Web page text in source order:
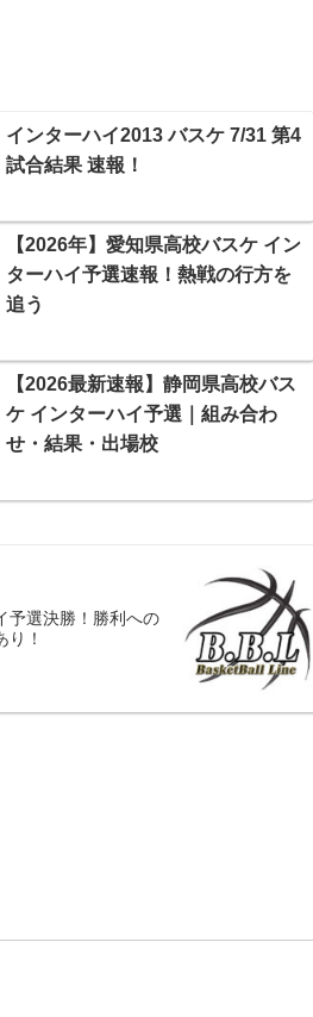
インターハイ2013 バスケ 7/31 第4
試合結果 速報！
【2026年】愛知県高校バスケ イン
ターハイ予選速報！熱戦の行方を
追う
【2026最新速報】静岡県高校バス
ケ インターハイ予選｜組み合わ
せ・結果・出場校
予選決勝！勝利への
り！